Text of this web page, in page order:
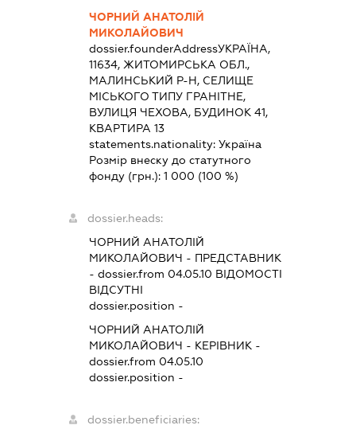
ЧОРНИЙ АНАТОЛІЙ
МИКОЛАЙОВИЧ
dossier.founderAddressУКРАЇНА,
11634, ЖИТОМИРСЬКА ОБЛ.,
МАЛИНСЬКИЙ Р-Н, СЕЛИЩЕ
МІСЬКОГО ТИПУ ГРАНІТНЕ,
ВУЛИЦЯ ЧЕХОВА, БУДИНОК 41,
КВАРТИРА 13
statements.nationality: Україна
Розмір внеску до статутного
фонду (грн.): 1 000 (100 %)
dossier.heads:
ЧОРНИЙ АНАТОЛІЙ
МИКОЛАЙОВИЧ - ПРЕДСТАВНИК
- dossier.from 04.05.10 ВІДОМОСТІ
ВІДСУТНІ
dossier.position -
ЧОРНИЙ АНАТОЛІЙ
МИКОЛАЙОВИЧ - КЕРІВНИК -
dossier.from 04.05.10
dossier.position -
dossier.beneficiaries: